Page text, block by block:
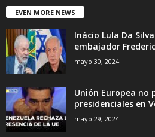
EVEN MORE NEWS
Inácio Lula Da
embajador
mayo 30, 2024
Unión Europea no
presidenciales en
mayo 29, 2024